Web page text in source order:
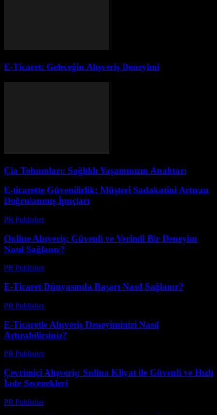
E-Ticaret: Geleceğin Alışveriş Deneyimi
Çia Tohumları: Sağlıklı Yaşamınızın Anahtarı
E-ticarette Güvenilirlik: Müşteri Sadakatini Artıran
Doğrulanmış İpuçları
PR Publisher-
Online Alışveriş: Güvenli ve Verimli Bir Deneyim
Nasıl Sağlanır?
PR Publisher-
E-Ticaret Dünyasında Başarı Nasıl Sağlanır?
PR Publisher-
E-Ticaretle Alışveriş Deneyiminizi Nasıl
Artırabilirsiniz?
PR Publisher-
Çevrimiçi Alışveriş: Sıslina Kliyat ile Güvenli ve Hızlı
İade Seçenekleri
PR Publisher-